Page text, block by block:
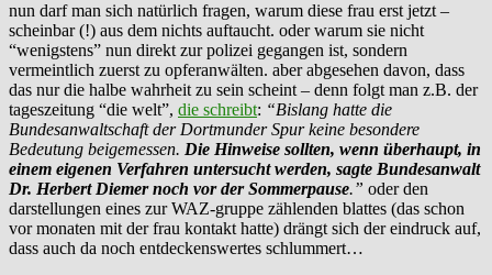
nun darf man sich natürlich fragen, warum diese frau erst jetzt –
scheinbar (!) aus dem nichts auftaucht. oder warum sie nicht
“wenigstens” nun direkt zur polizei gegangen ist, sondern
vermeintlich zuerst zu opferanwälten. aber abgesehen davon, dass
das nur die halbe wahrheit zu sein scheint – denn folgt man z.B. der
tageszeitung “die welt”, die schreibt: “Bislang hatte die
Bundesanwaltschaft der Dortmunder Spur keine besondere
Bedeutung beigemessen. Die Hinweise sollten, wenn überhaupt, in
einem eigenen Verfahren untersucht werden, sagte Bundesanwalt
Dr. Herbert Diemer noch vor der Sommerpause.” oder den
darstellungen eines zur WAZ-gruppe zählenden blattes (das schon
vor monaten mit der frau kontakt hatte) drängt sich der eindruck auf,
dass auch da noch entdeckenswertes schlummert…